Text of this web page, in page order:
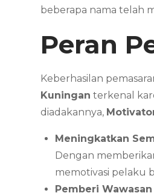
beberapa nama telah
Peran
Keberhasilan
Kuningan terkenal
diadakannya,
Meningkatkan
Dengan
memotivasi pelaku
Pemberi